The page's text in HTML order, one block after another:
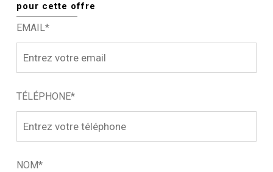
pour cette offre
EMAIL*
TÉLÉPHONE*
NOM*